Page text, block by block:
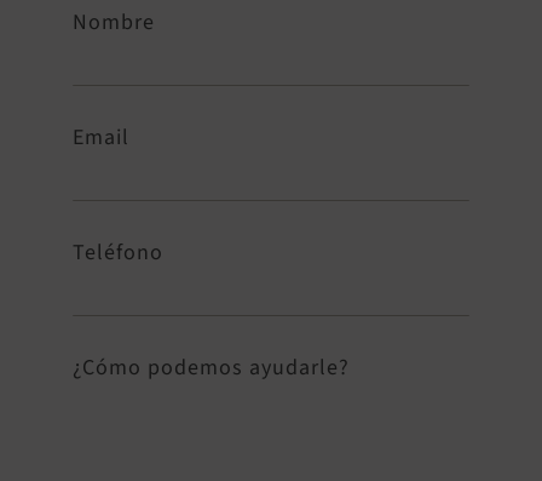
Nombre
Email
Teléfono
¿Cómo podemos ayudarle?